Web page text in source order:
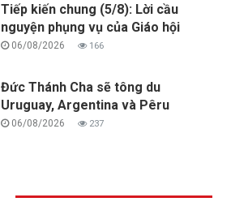
Tiếp kiến chung (5/8): Lời cầu
nguyện phụng vụ của Giáo hội
06/08/2026 166
Đức Thánh Cha sẽ tông du
Uruguay, Argentina và Pêru
06/08/2026 237